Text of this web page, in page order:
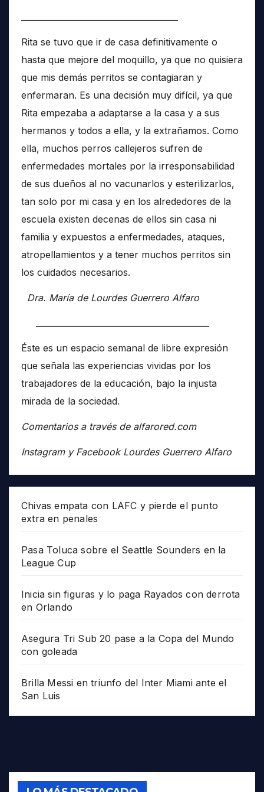
Rita se tuvo que ir de casa definitivamente o
hasta que mejore del moquillo, ya que no quisiera
que mis demás perritos se contagiaran y
enfermaran. Es una decisión muy difícil, ya que
Rita empezaba a adaptarse a la casa y a sus
hermanos y todos a ella, y la extrañamos. Como
ella, muchos perros callejeros sufren de
enfermedades mortales por la irresponsabilidad
de sus dueños al no vacunarlos y esterilizarlos,
tan solo por mi casa y en los alrededores de la
escuela existen decenas de ellos sin casa ni
familia y expuestos a enfermedades, ataques,
atropellamientos y a tener muchos perritos sin
los cuidados necesarios.
Dra. María de Lourdes Guerrero Alfaro
Éste es un espacio semanal de libre expresión
que señala las experiencias vividas por los
trabajadores de la educación, bajo la injusta
mirada de la sociedad.
Comentarios a través de alfarored.com
Instagram y Facebook Lourdes Guerrero Alfaro
Chivas empata con LAFC y pierde el punto
extra en penales
Pasa Toluca sobre el Seattle Sounders en la
League Cup
Inicia sin figuras y lo paga Rayados con derrota
en Orlando
Asegura Tri Sub 20 pase a la Copa del Mundo
con goleada
Brilla Messi en triunfo del Inter Miami ante el
San Luis